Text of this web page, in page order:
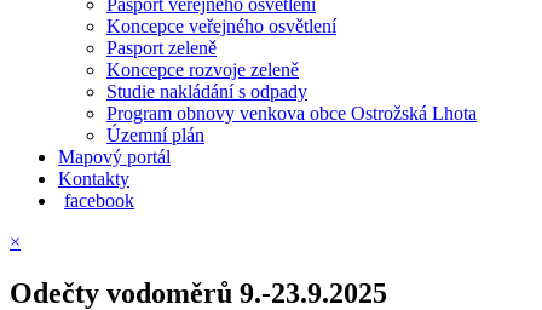
Koncepce veřejného osvětlení
Pasport zeleně
Koncepce rozvoje zeleně
Studie nakládání s odpady
Program obnovy venkova obce Ostrožská Lhota
Územní plán
Mapový portál
Kontakty
facebook
×
Odečty vodoměrů 9.-23.9.2025